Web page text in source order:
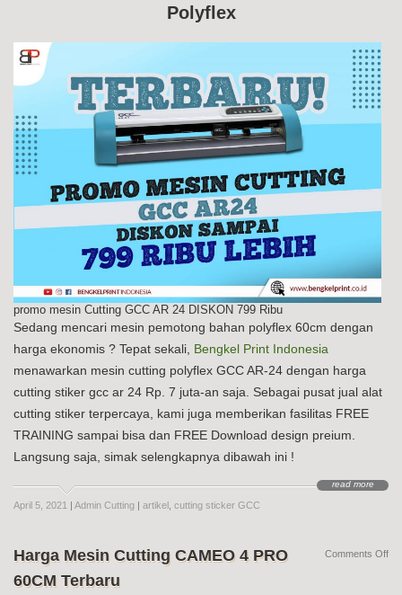
Polyflex
promo mesin Cutting GCC AR 24 DISKON 799 Ribu
Sedang mencari mesin pemotong bahan polyflex 60cm dengan
harga ekonomis ? Tepat sekali, Bengkel Print Indonesia
menawarkan mesin cutting polyflex GCC AR-24 dengan harga
cutting stiker gcc ar 24 Rp. 7 juta-an saja. Sebagai pusat jual alat
cutting stiker terpercaya, kami juga memberikan fasilitas FREE
TRAINING sampai bisa dan FREE Download design preium.
Langsung saja, simak selengkapnya dibawah ini !
read more
April 5, 2021 | Admin Cutting | artikel cutting sticker GCC
Harga Mesin Cutting CAMEO 4 PRO
60CM Terbaru
Comments Offon